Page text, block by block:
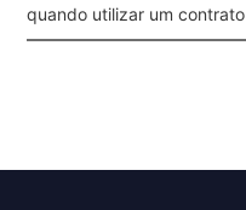
quando utilizar um contrato